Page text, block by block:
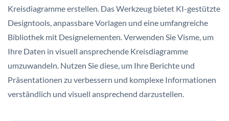
Kreisdiagramme erstellen. Das Werkzeug bietet KI-gestützte
Designtools, anpassbare Vorlagen und eine umfangreiche
Bibliothek mit Designelementen. Verwenden Sie Visme, um
Ihre Daten in visuell ansprechende Kreisdiagramme
umzuwandeln. Nutzen Sie diese, um Ihre Berichte und
Präsentationen zu verbessern und komplexe Informationen
verständlich und visuell ansprechend darzustellen.